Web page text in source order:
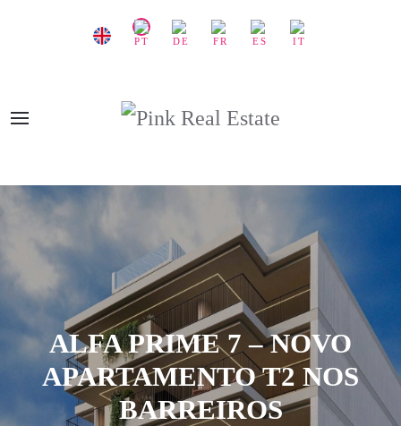
ALFA PRIME 7 – NOVO
APARTAMENTO T2 NOS
BARREIROS